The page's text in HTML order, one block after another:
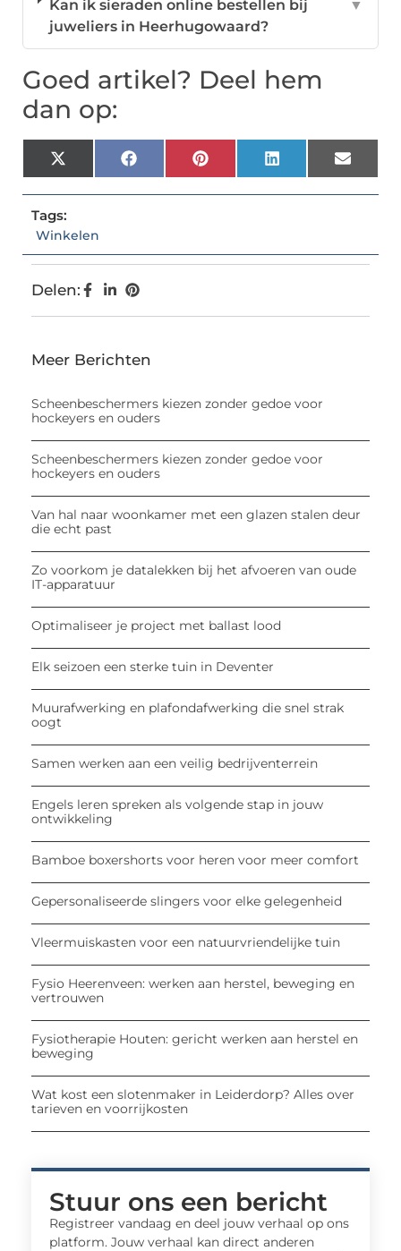
Kan ik sieraden online bestellen bij
juweliers in Heerhugowaard?
▼
Goed artikel? Deel hem
dan op:
X
(Twitter)
FacebookPinterestLinkedIn Email
Tags:
Winkelen
Delen:
Meer Berichten
Scheenbeschermers kiezen zonder gedoe voor
hockeyers en ouders
Scheenbeschermers kiezen zonder gedoe voor
hockeyers en ouders
Van hal naar woonkamer met een glazen stalen deur
die echt past
Zo voorkom je datalekken bij het afvoeren van oude
IT-apparatuur
Optimaliseer je project met ballast lood
Elk seizoen een sterke tuin in Deventer
Muurafwerking en plafondafwerking die snel strak
oogt
Samen werken aan een veilig bedrijventerrein
Engels leren spreken als volgende stap in jouw
ontwikkeling
Bamboe boxershorts voor heren voor meer comfort
Gepersonaliseerde slingers voor elke gelegenheid
Vleermuiskasten voor een natuurvriendelijke tuin
Fysio Heerenveen: werken aan herstel, beweging en
vertrouwen
Fysiotherapie Houten: gericht werken aan herstel en
beweging
Wat kost een slotenmaker in Leiderdorp? Alles over
tarieven en voorrijkosten
Stuur ons een bericht
Registreer vandaag en deel jouw verhaal op ons
platform. Jouw verhaal kan direct anderen